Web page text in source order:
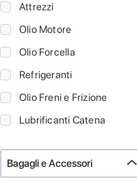
Attrezzi
Olio Motore
Olio Forcella
Refrigeranti
Olio Freni e Frizione
Lubrificanti Catena
Bagagli e Accessori